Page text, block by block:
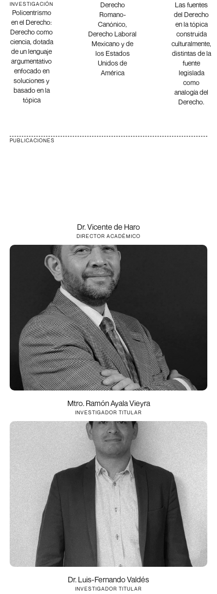
INVESTIGACIÓN
Policentrismo
en el Derecho:
Derecho como
ciencia, dotada
de un lenguaje
argumentativo
enfocado en
soluciones y
basado en la
tópica
Derecho
Romano-
Canónico,
Derecho Laboral
Mexicano y de
los Estados
Unidos de
América
Las fuentes
del Derecho
en la tópica
construida
culturalmente,
distintas de la
fuente
legislada
como
analogía del
Derecho.
PUBLICACIONES
Dr. Vicente de Haro
DIRECTOR ACADÉMICO
Mtro. Ramón Ayala Vieyra
INVESTIGADOR TITULAR
Dr. Luis-Fernando Valdés
INVESTIGADOR TITULAR